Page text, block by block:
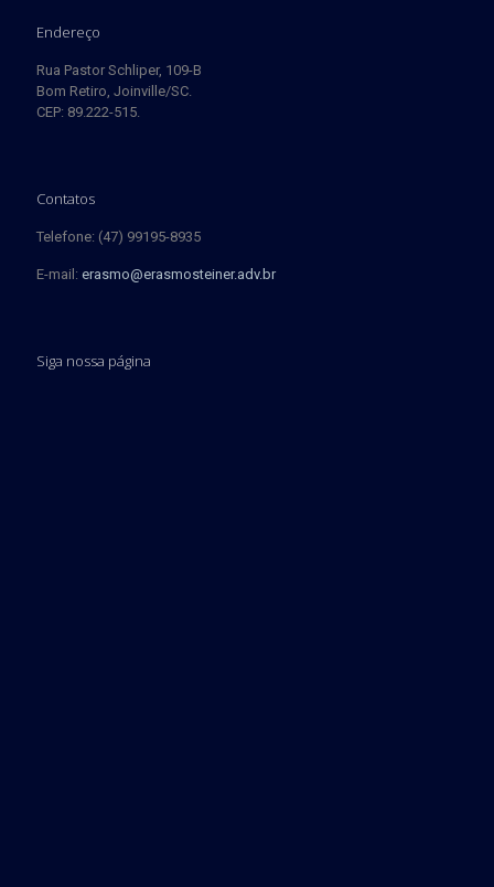
Endereço
Rua Pastor Schliper, 109-B
Bom Retiro, Joinville/SC.
CEP: 89.222-515.
Contatos
Telefone: (47) 99195-8935
E-mail: erasmo@erasmosteiner.adv.br
Siga nossa página